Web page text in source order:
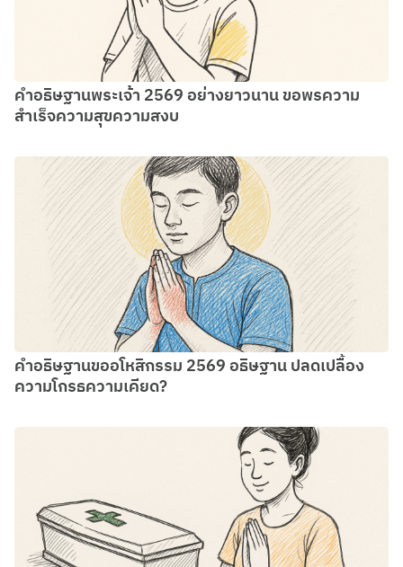
คำอธิษฐานพระเจ้า 2569 อย่างยาวนาน ขอพรความ
สำเร็จความสุขความสงบ
คำอธิษฐานขออโหสิกรรม 2569 อธิษฐาน ปลดเปลื้อง
ความโกรธความเคียด?